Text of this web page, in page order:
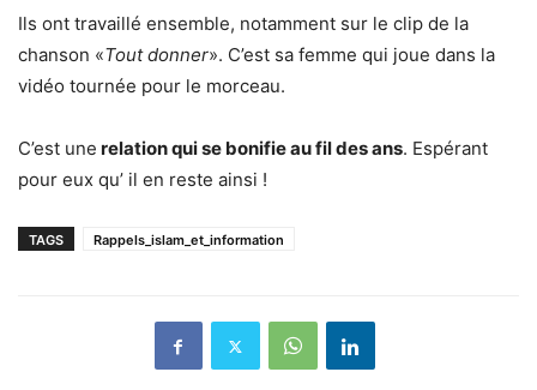
Ils ont travaillé ensemble, notamment sur le clip de la
chanson «Tout donner». C’est sa femme qui joue dans la
vidéo tournée pour le morceau.
C’est une relation qui se bonifie au fil des ans. Espérant
pour eux qu’ il en reste ainsi !
TAGS Rappels_islam_et_information